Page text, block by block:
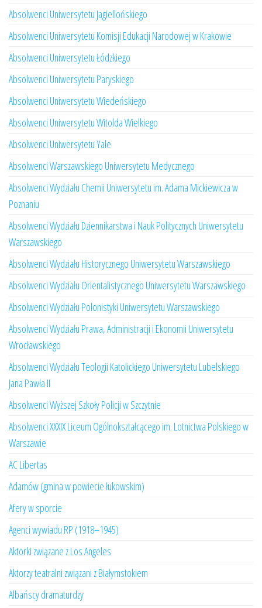
Absolwenci Uniwersytetu Jagiellońskiego
Absolwenci Uniwersytetu Komisji Edukacji Narodowej w Krakowie
Absolwenci Uniwersytetu Łódzkiego
Absolwenci Uniwersytetu Paryskiego
Absolwenci Uniwersytetu Wiedeńskiego
Absolwenci Uniwersytetu Witolda Wielkiego
Absolwenci Uniwersytetu Yale
Absolwenci Warszawskiego Uniwersytetu Medycznego
Absolwenci Wydziału Chemii Uniwersytetu im. Adama Mickiewicza w
Poznaniu
Absolwenci Wydziału Dziennikarstwa i Nauk Politycznych Uniwersytetu
Warszawskiego
Absolwenci Wydziału Historycznego Uniwersytetu Warszawskiego
Absolwenci Wydziału Orientalistycznego Uniwersytetu Warszawskiego
Absolwenci Wydziału Polonistyki Uniwersytetu Warszawskiego
Absolwenci Wydziału Prawa, Administracji i Ekonomii Uniwersytetu
Wrocławskiego
Absolwenci Wydziału Teologii Katolickiego Uniwersytetu Lubelskiego
Jana Pawła II
Absolwenci Wyższej Szkoły Policji w Szczytnie
Absolwenci XXXIX Liceum Ogólnokształcącego im. Lotnictwa Polskiego w
Warszawie
AC Libertas
Adamów (gmina w powiecie łukowskim)
Afery w sporcie
Agenci wywiadu RP (1918–1945)
Aktorki związane z Los Angeles
Aktorzy teatralni związani z Białymstokiem
Albańscy dramaturdzy